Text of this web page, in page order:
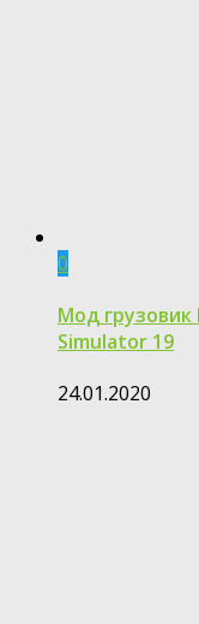
0
Мод грузовик
Simulator 19
24.01.2020